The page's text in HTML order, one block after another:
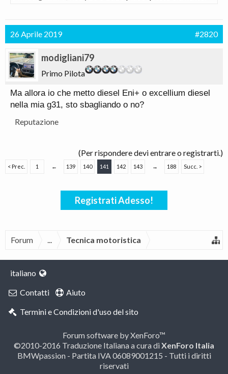
26 Aprile 2019 #2820
modigliani79
Primo Pilota
Ma allora io che metto diesel Eni+ o excellium diesel
nella mia g31, sto sbagliando o no?
Reputazione
(Per rispondere devi entrare o registrarti.)
< Prec. 1 ← 139 140 141 142 143 → 188 Succ. >
Registrati Adesso!
Forum Tecnica motoristica
italiano
Contatti
Aiuto
Termini e Condizioni d'uso del sito
Forum software by XenForo™
©2010-2016 Traduzione Italiana a cura diXenForo Italia
BMWpassion - Partita IVA 06089001215 - Tutti i diritti
riservati